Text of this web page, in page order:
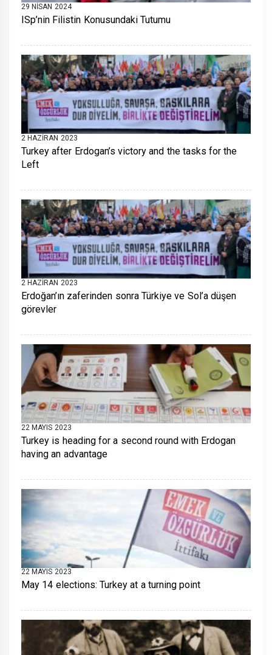
29 NISAN 2024
ISp’nin Filistin Konusundaki Tutumu
2 HAZIRAN 2023
Turkey after Erdogan’s victory and the tasks for the
Left
2 HAZIRAN 2023
Erdoğan’ın zaferinden sonra Türkiye ve Sol’a düşen
görevler
22 MAYIS 2023
Turkey is heading for a second round with Erdogan
having an advantage
22 MAYIS 2023
May 14 elections: Turkey at a turning point